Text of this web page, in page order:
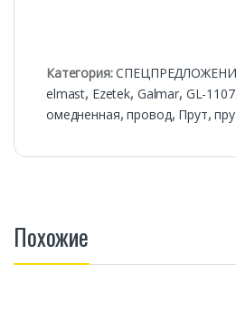
Категория:
elmast, Ezetek, Galmar, GL-
омедненная,провод, Прут,
Похожие